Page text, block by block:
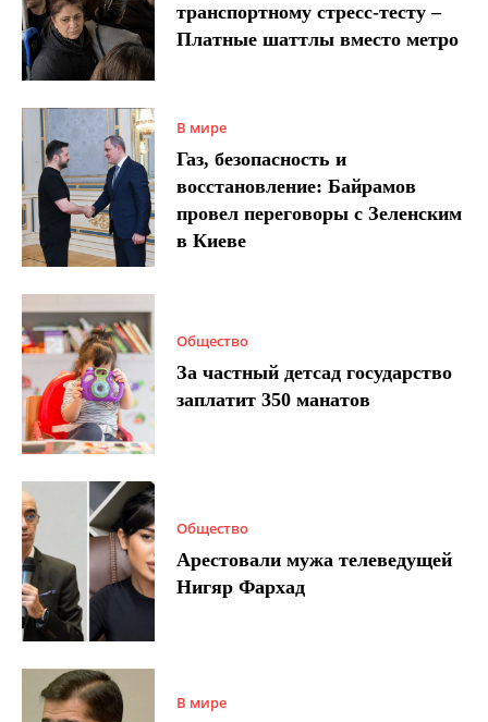
транспортному стресс-тесту –
Платные шаттлы вместо метро
В мире
Газ, безопасность и
восстановление: Байрамов
провел переговоры с Зеленским
в Киеве
Общество
За частный детсад государство
заплатит 350 манатов
Общество
Арестовали мужа телеведущей
Нигяр Фархад
В мире